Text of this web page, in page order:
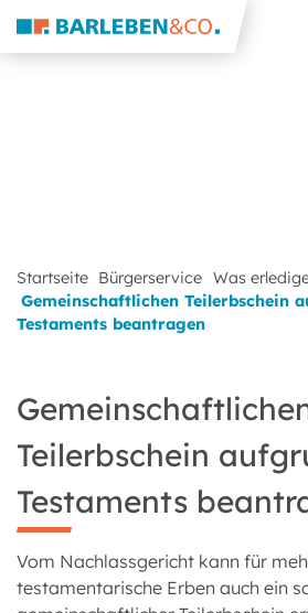
Startseite Bürgerservice Was
Gemeinschaftlichen Teilerbschein
Testaments beantragen
Teilerbschein
Testaments
Vom Nachlassgericht kann für
testamentarische Erben auch ein